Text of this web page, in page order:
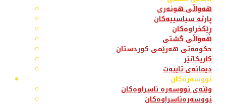
هەواڵی هونەری
پارتە سیاسییەکان
ڕێکخراوەکان
هەواڵی گشتی
حکومەتی هەرێمی کوردستان
کاریکاتێر
دیمانەی تایبەت
نووسەرەکان
وێنەی نووسەرە ناسراوەکان
نووسەرەناسراوەکان